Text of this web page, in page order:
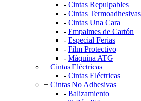
- Cintas Repulpables
- Cintas Termoadhesivas
- Cintas Una Cara
- Empalmes de Cartón
- Especial Ferias
- Film Protectivo
- Máquina ATG
+ Cintas Eléctricas
- Cintas Eléctricas
+ Cintas No Adhesivas
- Balizamiento